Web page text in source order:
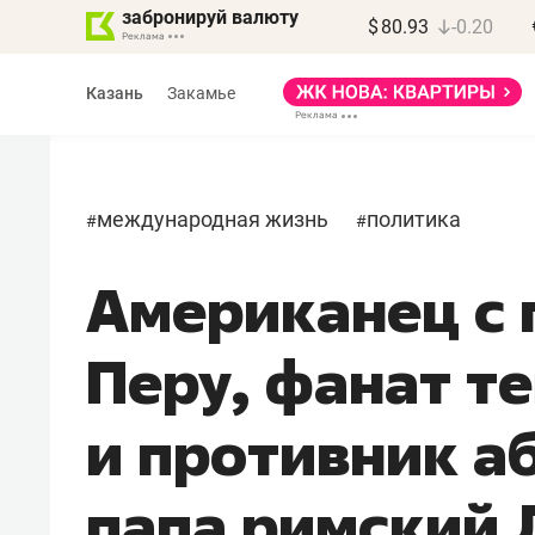
забронируй валюту $ 80.93 -0.20
Казань Закамье
#международная жизнь #политика
Американец с
Перу, фанат
и противник